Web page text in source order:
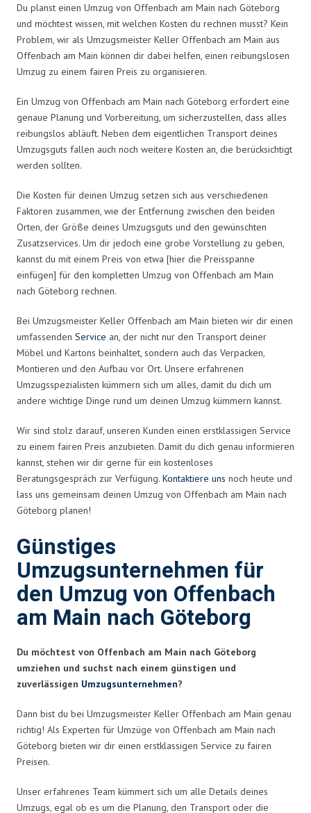
Du planst einen Umzug von Offenbach am Main nach Göteborg
und möchtest wissen, mit welchen Kosten du rechnen musst? Kein
Problem, wir als Umzugsmeister Keller Offenbach am Main aus
Offenbach am Main können dir dabei helfen, einen reibungslosen
Umzug zu einem fairen Preis zu organisieren.
Ein Umzug von Offenbach am Main nach Göteborg erfordert eine
genaue Planung und Vorbereitung, um sicherzustellen, dass alles
reibungslos abläuft. Neben dem eigentlichen Transport deines
Umzugsguts fallen auch noch weitere Kosten an, die berücksichtigt
werden sollten.
Die Kosten für deinen Umzug setzen sich aus verschiedenen
Faktoren zusammen, wie der Entfernung zwischen den beiden
Orten, der Größe deines Umzugsguts und den gewünschten
Zusatzservices. Um dir jedoch eine grobe Vorstellung zu geben,
kannst du mit einem Preis von etwa [hier die Preisspanne
einfügen] für den kompletten Umzug von Offenbach am Main
nach Göteborg rechnen.
Bei Umzugsmeister Keller Offenbach am Main bieten wir dir einen
umfassenden Service an, der nicht nur den Transport deiner
Möbel und Kartons beinhaltet, sondern auch das Verpacken,
Montieren und den Aufbau vor Ort. Unsere erfahrenen
Umzugsspezialisten kümmern sich um alles, damit du dich um
andere wichtige Dinge rund um deinen Umzug kümmern kannst.
Wir sind stolz darauf, unseren Kunden einen erstklassigen Service
zu einem fairen Preis anzubieten. Damit du dich genau informieren
kannst, stehen wir dir gerne für ein kostenloses
Beratungsgespräch zur Verfügung. Kontaktiere uns noch heute und
lass uns gemeinsam deinen Umzug von Offenbach am Main nach
Göteborg planen!
Günstiges
Umzugsunternehmen für
den Umzug von Offenbach
am Main nach Göteborg
Du möchtest von Offenbach am Main nach Göteborg
umziehen und suchst nach einem günstigen und
zuverlässigen Umzugsunternehmen?
Dann bist du bei Umzugsmeister Keller Offenbach am Main genau
richtig! Als Experten für Umzüge von Offenbach am Main nach
Göteborg bieten wir dir einen erstklassigen Service zu fairen
Preisen.
Unser erfahrenes Team kümmert sich um alle Details deines
Umzugs, egal ob es um die Planung, den Transport oder die